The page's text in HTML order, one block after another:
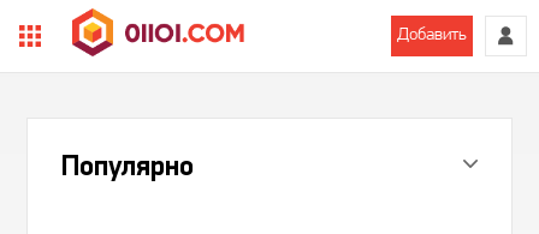
Добавить
Популярно